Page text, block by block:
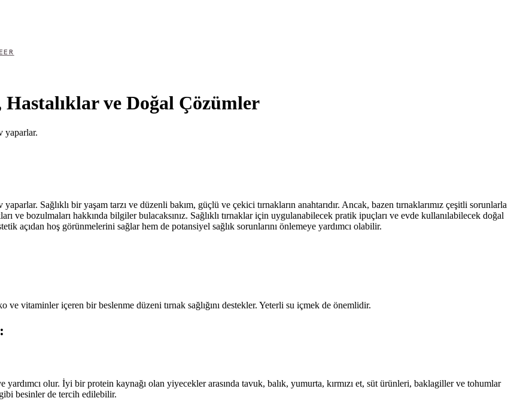
Hastalıklar ve Doğal Çözümler
yaparlar.
yaparlar. Sağlıklı bir yaşam tarzı ve düzenli bakım, güçlü ve çekici tırnakların anahtarıdır. Ancak, bazen tırnaklarımız çeşitli sorunlarla
ve bozulmaları hakkında bilgiler bulacaksınız. Sağlıklı tırnaklar için uygulanabilecek pratik ipuçları ve evde kullanılabilecek doğal
açıdan hoş görünmelerini sağlar hem de potansiyel sağlık sorunlarını önlemeye yardımcı olabilir.
vitaminler içeren bir beslenme düzeni tırnak sağlığını destekler. Yeterli su içmek de önemlidir.
yardımcı olur. İyi bir protein kaynağı olan yiyecekler arasında tavuk, balık, yumurta, kırmızı et, süt ürünleri, baklagiller ve tohumlar
besinler de tercih edilebilir.